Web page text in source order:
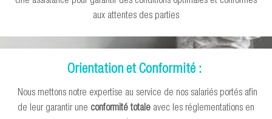
aux attentes des parties
Orientation et Conformité :
Nous mettons notre expertise au service de nos salariés portés afin
de leur garantir une conformité totale avec les réglementations en